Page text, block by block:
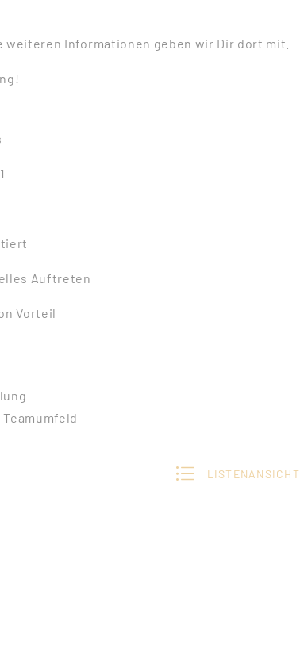
weiteren Informationen geben wir Dir dort mit.
Auftreten
Vorteil
LISTENANSICHT